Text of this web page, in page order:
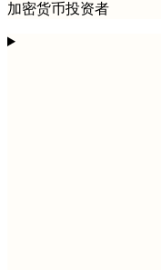
加密货币投资者